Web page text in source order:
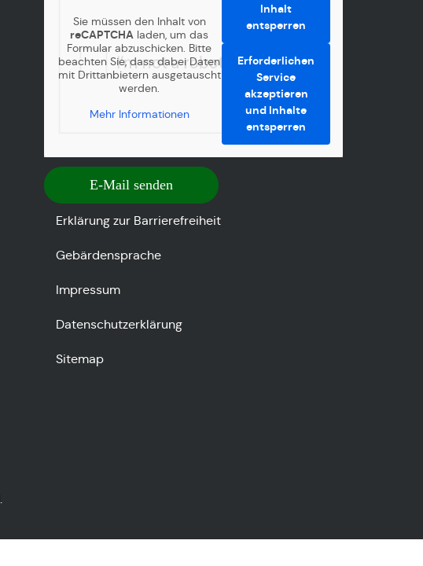
Sie müssen den Inhalt von
reCAPTCHA laden, um das
Formular abzuschicken. Bitte
beachten Sie, dass dabei Daten
mit Drittanbietern ausgetauscht
werden.
Mehr Informationen
Inhalt
entsperren
Erforderlichen
Service
akzeptieren
und Inhalte
entsperren
E-Mail senden
Erklärung zur Barrierefreiheit
Gebärdensprache
Impressum
Datenschutzerklärung
Sitemap